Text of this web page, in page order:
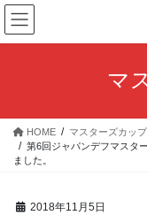
コ
ン
テ
ス
ナ
ビ
ゲ
ン
マ
HOME
マスターズカップ
第6回ジャパンデフマスタ
ました。
2018年11月5日